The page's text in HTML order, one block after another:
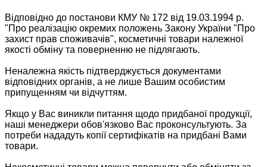
Відповідно до постанови КМУ № 172 від 19.03.1994 р.
"Про реалізацію окремих положень Закону України "Про
захист прав споживачів", косметичні товари належної
якості обміну та поверненню не підлягають.
Неналежна якість підтверджується документами
відповідних органів, а не лише Вашим особистим
припущенням чи відчуттям.
Якщо у Вас виникли питання щодо придбаної продукції,
наші менеджери обов'язково Вас проконсультують. За
потреби нададуть копії сертифікатів на придбані Вами
товари.